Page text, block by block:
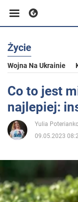
Biznes
Sport
Rozrywka
Polityka
Życie
Wojna Na Ukrainie
Co to jest
najlepiej:
Yulia
09.05.2023